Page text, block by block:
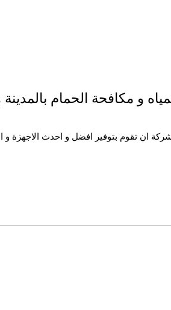
مكافحة الحمام بالمدينة
ان تقوم بتوفير افضل و احدث الاجهزة و